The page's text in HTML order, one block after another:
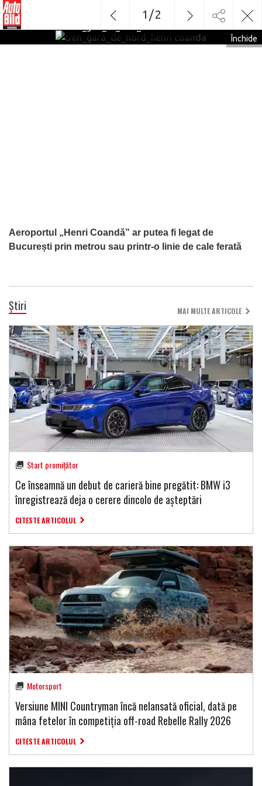
Aeroportul „Henri Coandă” ar putea fi legat de
București prin metrou sau printr-o linie de cale ferată
Închide
1 /2
Știri MAI MULTE ARTICOLE
Start promițător
Ce înseamnă un debut de carieră bine pregătit: BMW i3
înregistrează deja o cerere dincolo de așteptări
CITESTE ARTICOLUL
Motorsport
Versiune MINI Countryman încă nelansată oficial, dată pe
mâna fetelor în competiția off-road Rebelle Rally 2026
CITESTE ARTICOLUL